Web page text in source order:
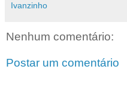
Ivanzinho
Nenhum comentário:
Postar um comentário